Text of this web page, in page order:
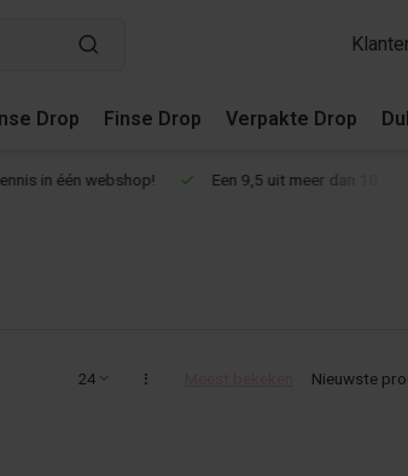
Drop Finse Drop Verpakte Drop
in één webshop! Een 9,5 uit meer dan 10.000+
Nieuwste